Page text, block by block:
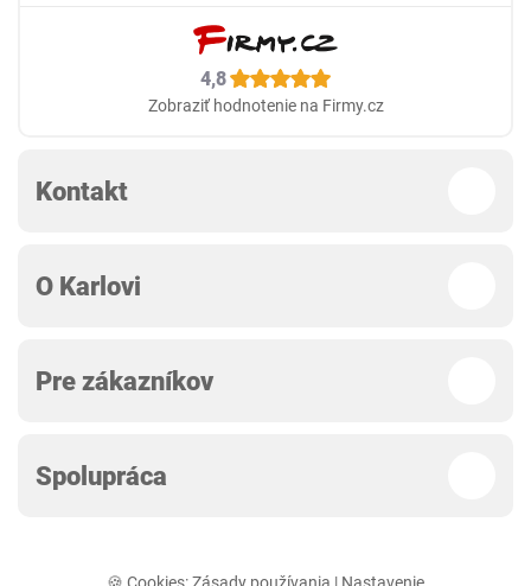
4,8
Zobraziť hodnotenie na Firmy.cz
Kontakt
O Karlovi
Pre zákazníkov
Spolupráca